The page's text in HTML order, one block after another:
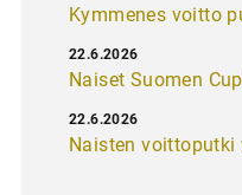
Kymmenes voitto
Naiset Suomen
22.6.2026
Naisten voittoputki
22.6.2026